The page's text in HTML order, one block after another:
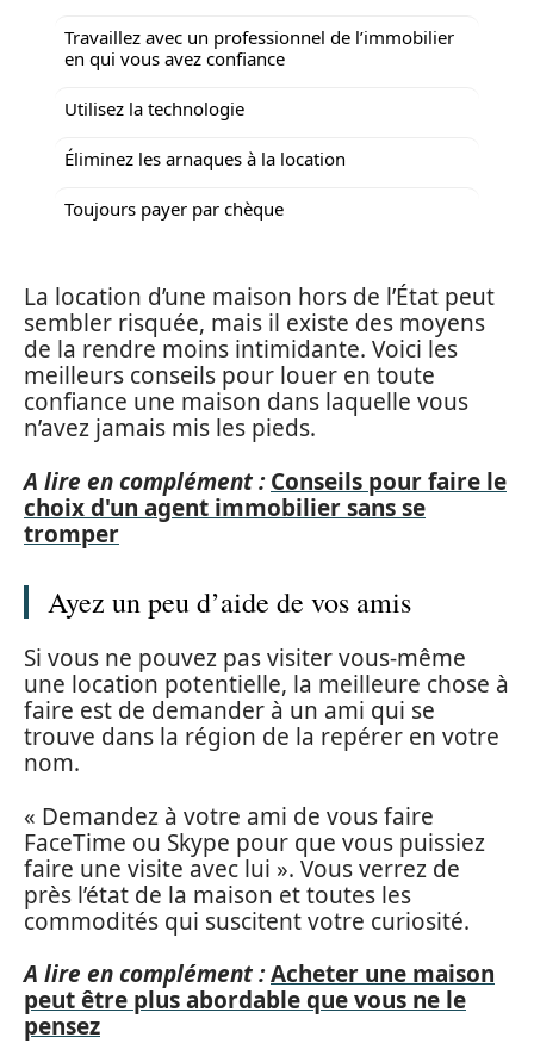
Travaillez avec un professionnel de l’immobilier
en qui vous avez confiance
Utilisez la technologie
Éliminez les arnaques à la location
Toujours payer par chèque
La location d’une maison hors de l’État peut
sembler risquée, mais il existe des moyens
de la rendre moins intimidante. Voici les
meilleurs conseils pour louer en toute
confiance une maison dans laquelle vous
n’avez jamais mis les pieds.
A lire en complément : Conseils pour faire le
choix d'un agent immobilier sans se
tromper
Ayez un peu d’aide de vos amis
Si vous ne pouvez pas visiter vous-même
une location potentielle, la meilleure chose à
faire est de demander à un ami qui se
trouve dans la région de la repérer en votre
nom.
« Demandez à votre ami de vous faire
FaceTime ou Skype pour que vous puissiez
faire une visite avec lui ». Vous verrez de
près l’état de la maison et toutes les
commodités qui suscitent votre curiosité.
A lire en complément :Acheter une maison
peut être plus abordable que vous ne le
pensez